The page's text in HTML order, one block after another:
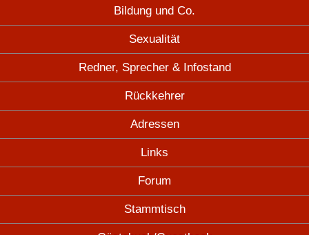
Bildung und Co.
Sexualität
Redner, Sprecher & Infostand
Rückkehrer
Adressen
Links
Forum
Stammtisch